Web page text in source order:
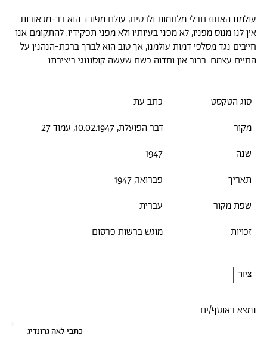
סוג הטקסט
כתב עת
מקור
דבר הפועלת, 10.02.1947, עמוד 27
שנה
1947
תאריך
פברואר, 1947
שפת מקור
עברית
זכויות
מוגש ברשות פרסום
ציור
נמצא באוסף/ים
כתבי לאה גרונדיג
עולמנו האחוז חבלי מלחמות ולבטים, עולם מפורד הוא רב-מכאובות.
אין לנו מנוס מפניו, לא מפני בעיותיו ולא מפני תפקידיו. להתקומם אנו
חייבים נגד מסלפי דמות עולמנו, אך טוב הוא לברך ברכת-הנהנין על
החיים עצמם. ברוב און וחדוה כשם שעשה קוסונוגי ביצירתו.